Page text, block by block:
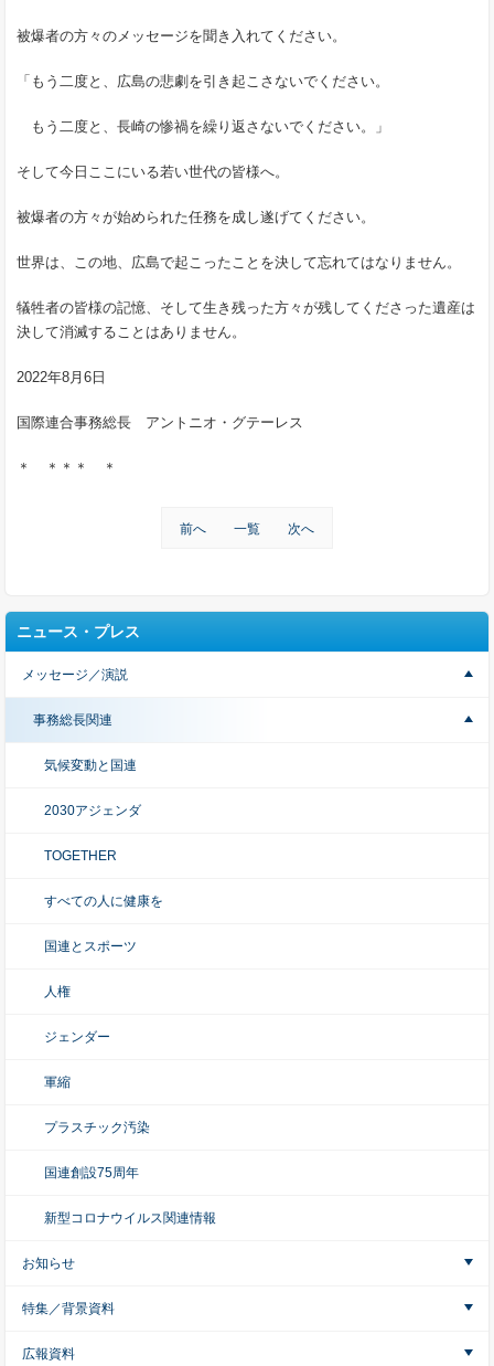
被爆者の方々のメッセージを聞き入れてください。
「もう二度と、広島の悲劇を引き起こさないでください。
もう二度と、長崎の惨禍を繰り返さないでください。」
そして今日ここにいる若い世代の皆様へ。
被爆者の方々が始められた任務を成し遂げてください。
世界は、この地、広島で起こったことを決して忘れてはなりません。
犠牲者の皆様の記憶、そして生き残った方々が残してくださった遺産は
決して消滅することはありません。
2022年8月6日
国際連合事務総長 アントニオ・グテーレス
＊ ＊＊＊ ＊
前へ 一覧 次へ
ニュース・プレス
メッセージ／演説
事務総長関連
気候変動と国連
2030アジェンダ
TOGETHER
すべての人に健康を
国連とスポーツ
人権
ジェンダー
軍縮
プラスチック汚染
国連創設75周年
新型コロナウイルス関連情報
お知らせ
特集／背景資料
広報資料